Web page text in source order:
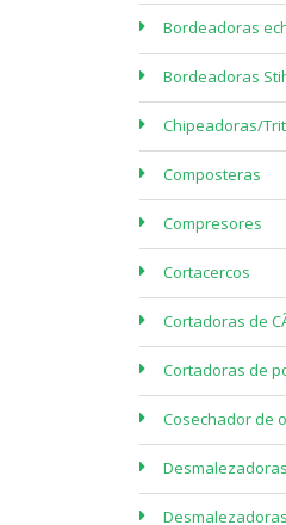
Bordeadoras
Bordeadoras
Chipeadoras/
Composteras
Compresores
Cortacercos
Cortadoras de
Cortadoras de
Cosechador de
Desmalezadoras